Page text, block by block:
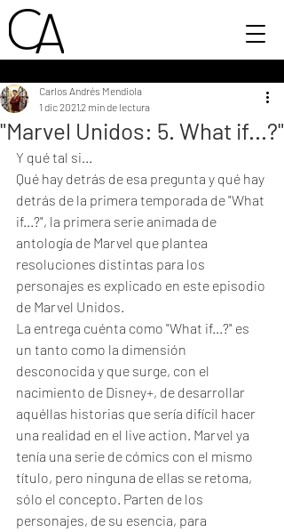
"Marvel Unidos: 5. What if...?"
Carlos Andrés Mendiola
1 dic 20212 min de lectura
Y qué tal si...
Qué hay detrás de esa pregunta y qué hay
detrás de la primera temporada de "What
if...?", la primera serie animada de
antología de Marvel que plantea
resoluciones distintas para los
personajes es explicado en este episodio
de Marvel Unidos.
La entrega cuénta como "What if...?" es
un tanto como la dimensión
desconocida y que surge, con el
nacimiento de Disney+, de desarrollar
aquéllas historias que sería difícil hacer
una realidad en el live action. Marvel ya
tenía una serie de cómics con el mismo
título, pero ninguna de ellas se retoma,
sólo el concepto. Parten de los
personajes, de su esencia, para